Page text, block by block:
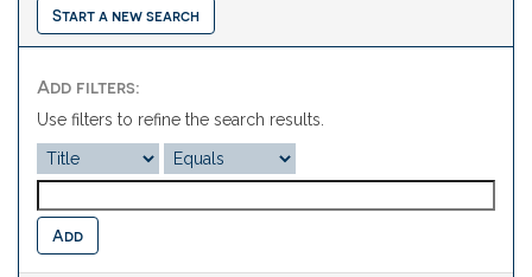
Start a new search
Add filters:
Use filters to refine the search results.